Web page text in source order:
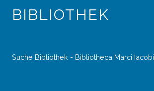
BIBLIOTHEK
Suche Bibliothek - Bibliotheca Marci Iacobi